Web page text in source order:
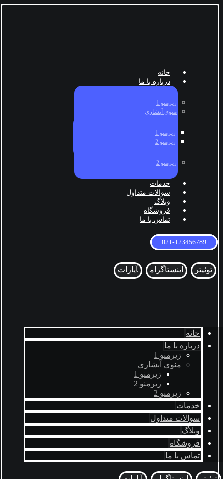
خانه
درباره با ما
زیرمنو 1
منوی آبشاری
زیرمنو 1
زیرمنو 2
زیرمنو 2
خدمات
سوالات متداول
وبلاگ
فروشگاه
تماس با ما
021-123456789
توئیتر اینستاگرام آپارات
خانه
درباره با ما
زیرمنو 1
منوی آبشاری
زیرمنو 1
زیرمنو 2
زیرمنو 2
خدمات
سوالات متداول
وبلاگ
فروشگاه
تماس با ما